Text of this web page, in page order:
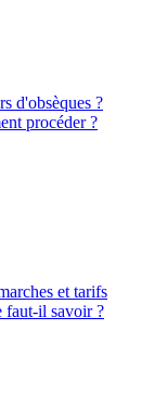
d'obsèques ?
procéder ?
et tarifs
faut-il savoir ?